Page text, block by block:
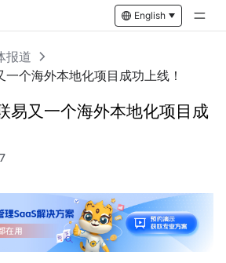
English
报道
个海外本地化项目成功上线！
易又一个海外本地化项目成